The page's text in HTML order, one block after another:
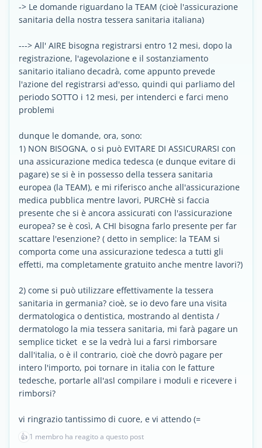
-> Le domande riguardano la TEAM (cioè l'assicurazione
sanitaria della nostra tessera sanitaria italiana)
---> All' AIRE bisogna registrarsi entro 12 mesi, dopo la
registrazione, l'agevolazione e il sostanziamento
sanitario italiano decadrà, come appunto prevede
l'azione del registrarsi ad'esso, quindi qui parliamo del
periodo SOTTO i 12 mesi, per intenderci e farci meno
problemi
dunque le domande, ora, sono:
1) NON BISOGNA, o si può EVITARE DI ASSICURARSI con
una assicurazione medica tedesca (e dunque evitare di
pagare) se si è in possesso della tessera sanitaria
europea (la TEAM), e mi riferisco anche all'assicurazione
medica pubblica mentre lavori, PURCHè si faccia
presente che si è ancora assicurati con l'assicurazione
europea? se è così, A CHI bisogna farlo presente per far
scattare l'esenzione? ( detto in semplice: la TEAM si
comporta come una assicurazione tedesca a tutti gli
effetti, ma completamente gratuito anche mentre lavori?)
2) come si può utilizzare effettivamente la tessera
sanitaria in germania? cioè, se io devo fare una visita
dermatologica o dentistica, mostrando al dentista /
dermatologo la mia tessera sanitaria, mi farà pagare un
semplice ticket e se la vedrà lui a farsi rimborsare
dall'italia, o è il contrario, cioè che dovrò pagare per
intero l'importo, poi tornare in italia con le fatture
tedesche, portarle all'asl compilare i moduli e ricevere i
rimborsi?
vi ringrazio tantissimo di cuore, e vi attendo (=
👍 1 membro ha reagito a questo post